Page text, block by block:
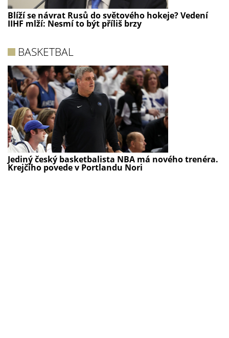
Blíží se návrat Rusů do světového hokeje? Vedení
IIHF mlží: Nesmí to být příliš brzy
BASKETBAL
Jediný český basketbalista NBA má nového trenéra.
Krejčího povede v Portlandu Nori